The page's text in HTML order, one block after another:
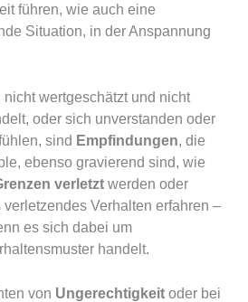
führen, wie auch eine
Situation, in der Anspannung
wertgeschätzt und nicht
oder sich unverstanden oder
sind Empfindungen, die
ebenso gravierend sind, wie
verletzt werden oder
Verhalten erfahren –
es sich dabei um
handelt.
von Ungerechtigkeit oder bei